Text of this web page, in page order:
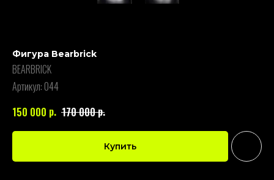
Фигура Bearbrick
BEARBRICK
Артикул: 044
150 000 р. 170 000р.
Купить